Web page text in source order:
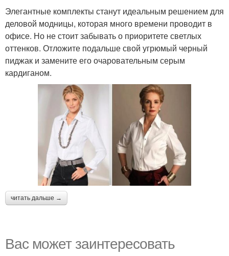
Элегантные комплекты станут идеальным решением для
деловой модницы, которая много времени проводит в
офисе. Но не стоит забывать о приоритете светлых
оттенков. Отложите подальше свой угрюмый черный
пиджак и замените его очаровательным серым
кардиганом.
читать дальше →
Вас может заинтересовать